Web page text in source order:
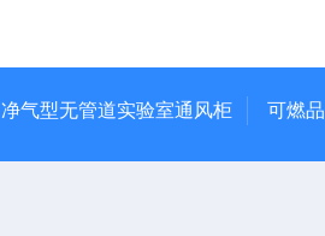
净气型无管道实验室通风柜 可燃